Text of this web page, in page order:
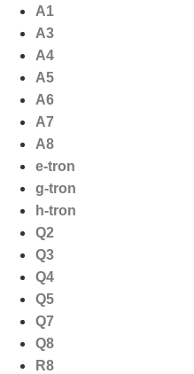
naar
inhoud
A1
A3
A4
A5
A6
A7
A8
e-tron
g-tron
h-tron
Q2
Q3
Q4
Q5
Q7
Q8
R8